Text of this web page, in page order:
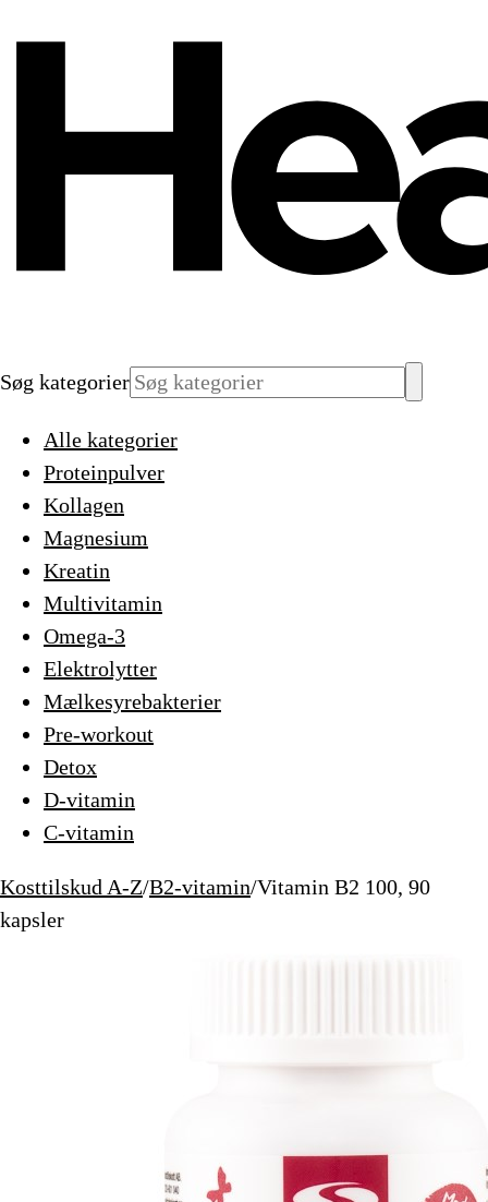
Søg kategorier
Alle kategorier
Proteinpulver
Kollagen
Magnesium
Kreatin
Multivitamin
Omega-3
Elektrolytter
Mælkesyrebakterier
Pre-workout
Detox
D-vitamin
C-vitamin
Kosttilskud A-Z/B2-vitamin/Vitamin B2 100, 90
kapsler